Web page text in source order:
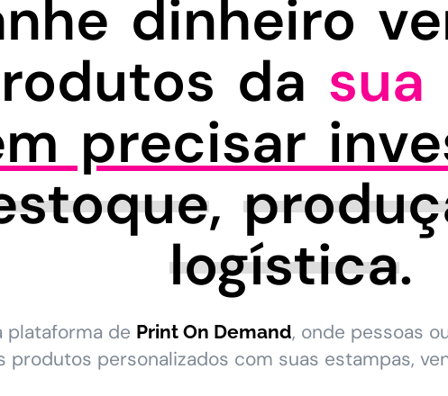
dinheiro
da sua
precisar
,
logística.
plataforma de Print On Demand, onde pessoas
produtos personalizados com suas estampas,